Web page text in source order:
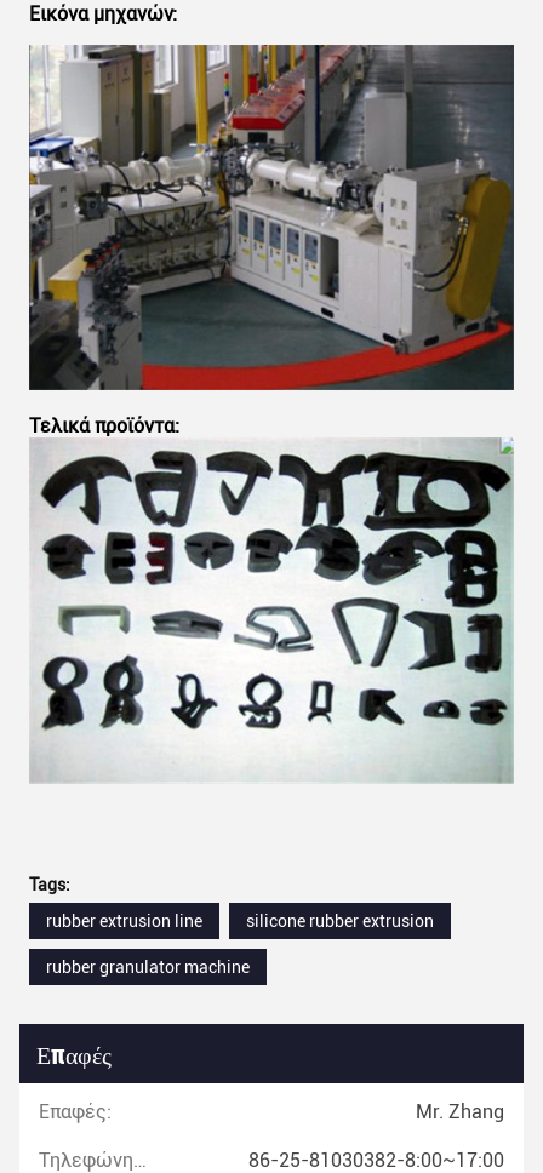
Εικόνα μηχανών:
Τελικά προϊόντα:
Tags:
rubber extrusion line
silicone rubber extrusion
rubber granulator machine
Επαφές
Επαφές: Mr. Zhang
Τηλεφώνημα: 86-25-81030382-8:00~17:00